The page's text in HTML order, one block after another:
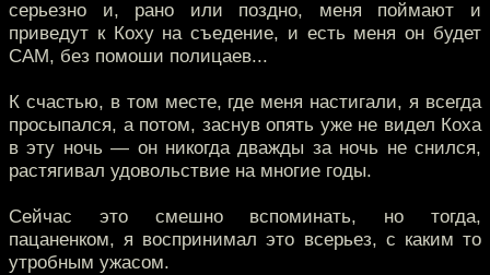
серьезно и, рано или поздно, меня поймают и
приведут к Коху на съедение, и есть меня он будет
САМ, без помоши полицаев...
К счастью, в том месте, где меня настигали, я всегда
просыпался, а потом, заснув опять уже не видел Коха
в эту ночь — он никогда дважды за ночь не снился,
растягивал удовольствие на многие годы.
Сейчас это смешно вспоминать, но тогда,
пацаненком, я воспринимал это всерьез, с каким то
утробным ужасом.